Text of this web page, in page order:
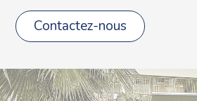
Contactez-nous